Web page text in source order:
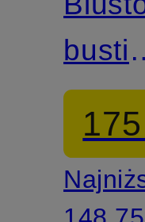
FITS
2 szt.